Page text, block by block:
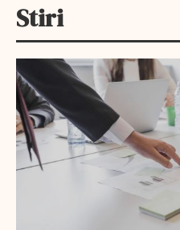
Stiri